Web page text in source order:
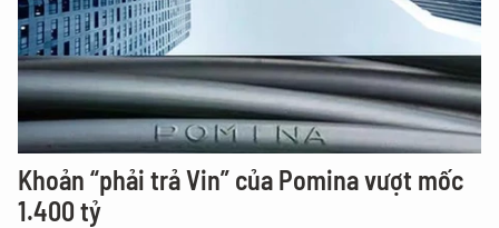
Khoản “phải trả Vin” của Pomina vượt mốc
1.400 tỷ